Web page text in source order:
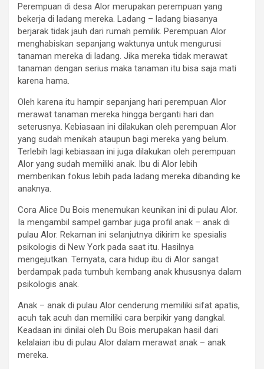
Perempuan di desa Alor merupakan perempuan yang
bekerja di ladang mereka. Ladang – ladang biasanya
berjarak tidak jauh dari rumah pemilik. Perempuan Alor
menghabiskan sepanjang waktunya untuk mengurusi
tanaman mereka di ladang. Jika mereka tidak merawat
tanaman dengan serius maka tanaman itu bisa saja mati
karena hama.
Oleh karena itu hampir sepanjang hari perempuan Alor
merawat tanaman mereka hingga berganti hari dan
seterusnya. Kebiasaan ini dilakukan oleh perempuan Alor
yang sudah menikah ataupun bagi mereka yang belum.
Terlebih lagi kebiasaan ini juga dilakukan oleh perempuan
Alor yang sudah memiliki anak. Ibu di Alor lebih
memberikan fokus lebih pada ladang mereka dibanding ke
anaknya.
Cora Alice Du Bois menemukan keunikan ini di pulau Alor.
Ia mengambil sampel gambar juga profil anak – anak di
pulau Alor. Rekaman ini selanjutnya dikirim ke spesialis
psikologis di New York pada saat itu. Hasilnya
mengejutkan. Ternyata, cara hidup ibu di Alor sangat
berdampak pada tumbuh kembang anak khususnya dalam
psikologis anak.
Anak – anak di pulau Alor cenderung memiliki sifat apatis,
acuh tak acuh dan memiliki cara berpikir yang dangkal.
Keadaan ini dinilai oleh Du Bois merupakan hasil dari
kelalaian ibu di pulau Alor dalam merawat anak – anak
mereka.